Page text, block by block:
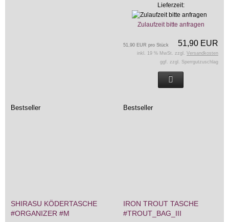
Lieferzeit:
Zulaufzeit bitte anfragen
51,90 EUR
51,90 EUR pro Stück
inkl. 19 % MwSt. zzgl. Versandkosten
ggf. zzgl. Sperrgutzuschlag
Bestseller
SHIRASU KÖDERTASCHE
#ORGANIZER #M
Bestseller
IRON TROUT TASCHE
#TROUT_BAG_III